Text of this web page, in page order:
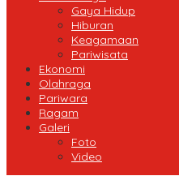
Gaya Hidup
Hiburan
Keagamaan
Pariwisata
Ekonomi
Olahraga
Pariwara
Ragam
Galeri
Foto
Video